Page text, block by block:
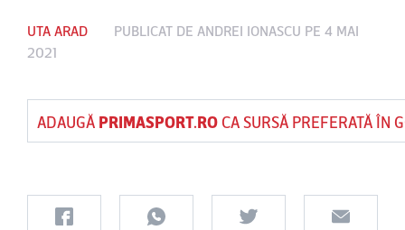
UTA ARAD PUBLICAT DE ANDREI IONASCU PE 4 MAI
2021
ADAUGĂ PRIMASPORT.ROCA SURSĂ PREFERATĂ ÎN